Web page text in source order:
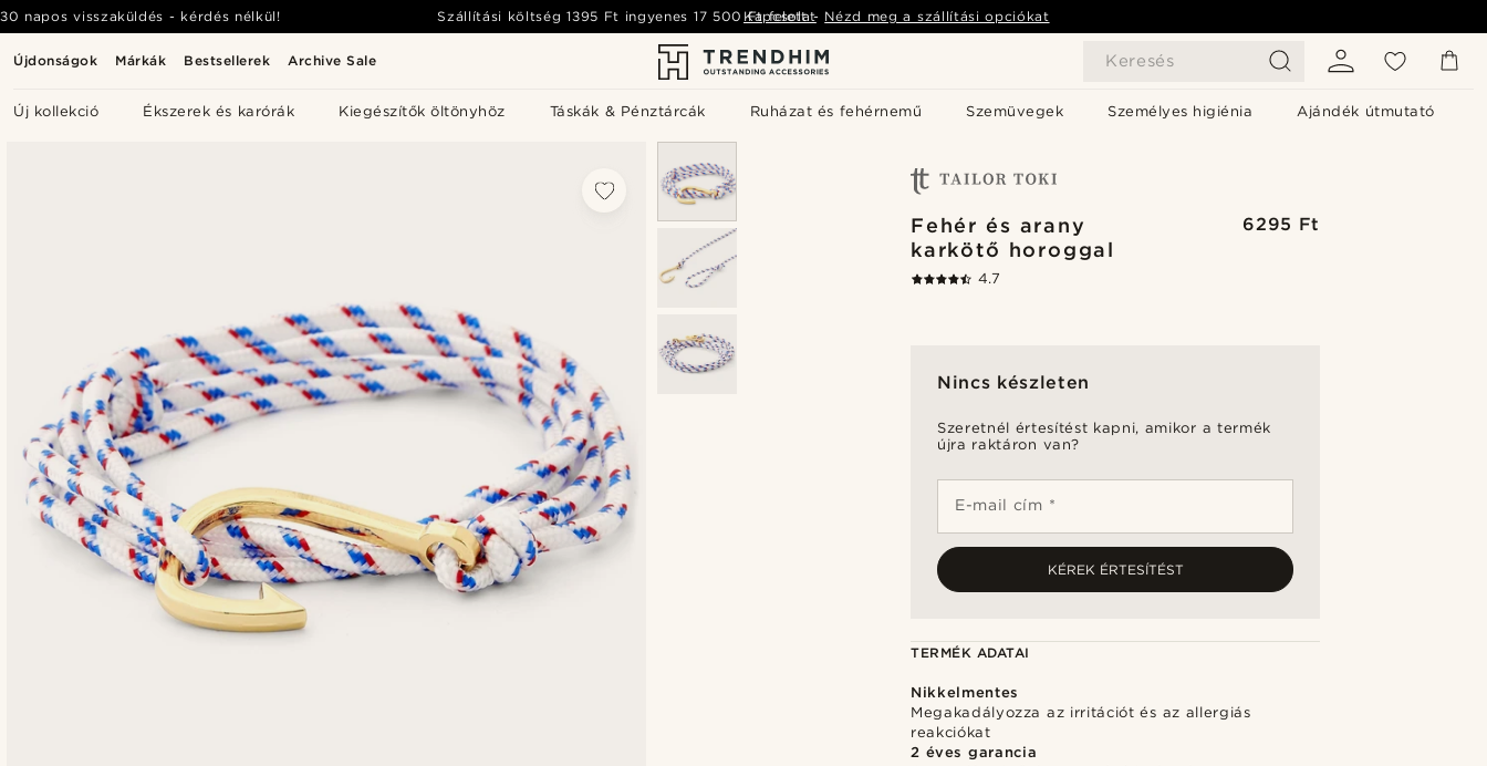
Újdonságok Márkák Bestsellerek Archive Sale Keresés
Új kollekció Ékszerek és karórák Kiegészítők öltönyhöz Táskák & Pénztárcák Ruházat és fehérnemű Szemüvegek Személyes higiénia Ajándék útmutató
30 napos visszaküldés - kérdés nélkül! Szállítási költség1395 Ft ingyenes 17 500 Ft felett- Nézd meg a szállítási opciókat
Kapcsolat
Fehér és arany
karkötő horoggal
6295 Ft
4.7
Nincs készleten
Szeretnél értesítést kapni, amikor a termék
újra raktáron van?
E-mail cím *
KÉREK ÉRTESÍTÉST
TERMÉK ADATAI
Nikkelmentes
Megakadályozza az irritációt és az allergiás
reakciókat
2 éves garancia